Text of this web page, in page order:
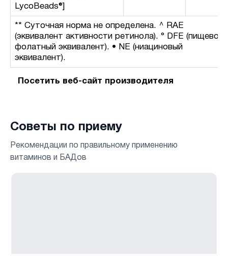
LycoBeads®]
** Суточная норма не определена. ^ RAE
(эквивалент активности ретинола). ° DFE (пищевой
фолатный эквивалент). • NE (ниациновый
эквивалент).
Посетить веб-сайт производителя
Советы по приему
Рекомендации по правильному применению
витаминов и БАДов